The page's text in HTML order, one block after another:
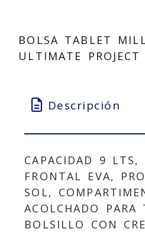
BOLSA TABLET
ULTIMATE
Descripción
CAPACIDAD 9 LTS,
FRONTAL EVA,
SOL,
ACOLCHADO PARA
BOLSILLO CON